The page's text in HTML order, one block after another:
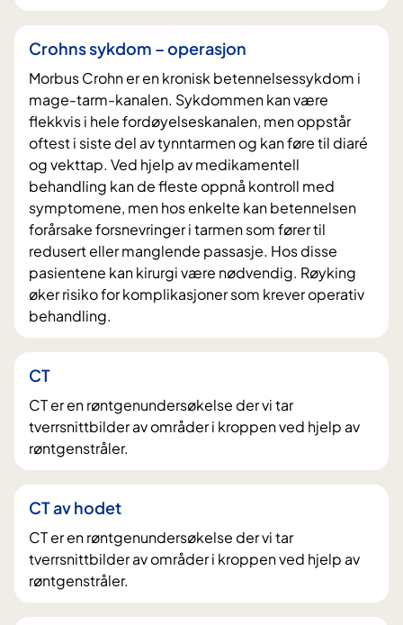
Crohns sykdom – operasjon
Morbus Crohn er en kronisk betennelsessykdom i
mage-tarm-kanalen. Sykdommen kan være
flekkvis i hele fordøyelseskanalen, men oppstår
oftest i siste del av tynntarmen og kan føre til diaré
og vekttap. Ved hjelp av medikamentell
behandling kan de fleste oppnå kontroll med
symptomene, men hos enkelte kan betennelsen
forårsake forsnevringer i tarmen som fører til
redusert eller manglende passasje. Hos disse
pasientene kan kirurgi være nødvendig. Røyking
øker risiko for komplikasjoner som krever operativ
behandling.
CT
CT er en røntgenundersøkelse der vi tar
tverrsnittbilder av områder i kroppen ved hjelp av
røntgenstråler.
CT av hodet
CT er en røntgenundersøkelse der vi tar
tverrsnittbilder av områder i kroppen ved hjelp av
røntgenstråler.